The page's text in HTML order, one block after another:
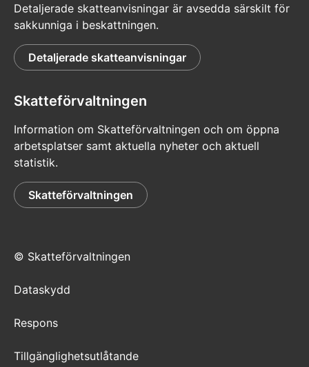
Detaljerade skatteanvisningar är avsedda särskilt för
sakkunniga i beskattningen.
Detaljerade skatteanvisningar
Skatteförvaltningen
Information om Skatteförvaltningen och om öppna
arbetsplatser samt aktuella nyheter och aktuell
statistik.
Skatteförvaltningen
© Skatteförvaltningen
Dataskydd
Respons
Tillgänglighetsutlåtande